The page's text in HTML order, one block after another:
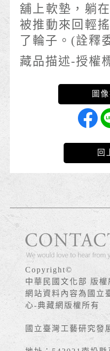
舖上軟墊，躺
被推動來回輕
了輪子。(詮釋
藏品描述-授權
回
Copyright©
中華民國文化部 版權
網站資料內容為國立
心-典藏網版權所有
國立臺灣工藝研究發